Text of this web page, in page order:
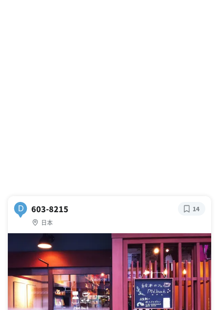
D 603-8215
日本
14